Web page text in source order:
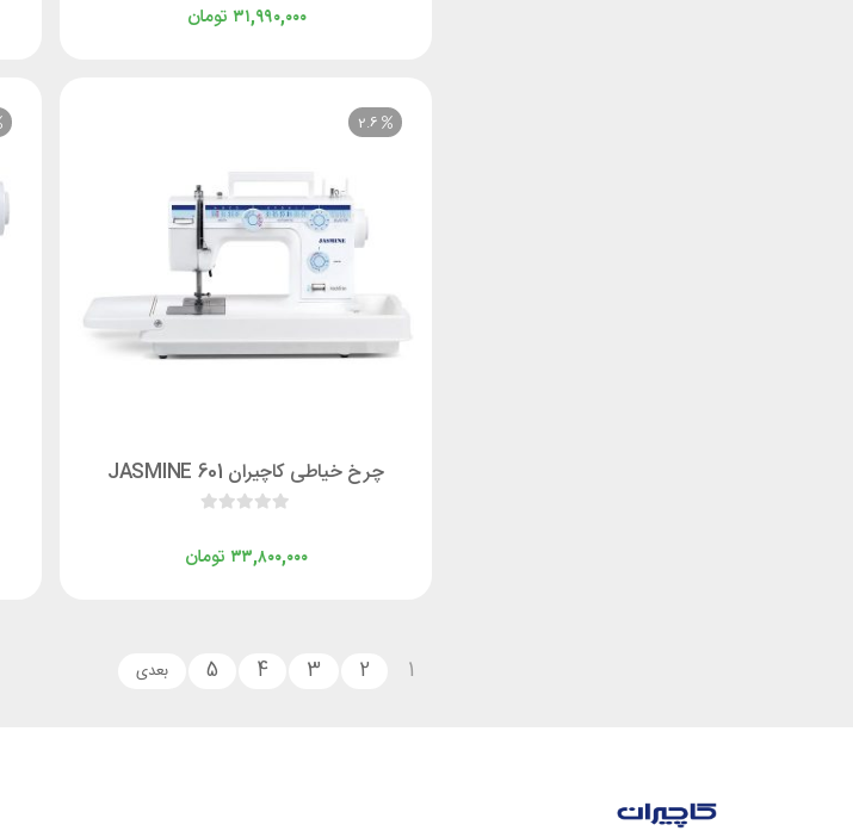
تومان ۳۱,۹۹۰,۰۰۰
2.6
چرخ خیاطی کاچیران JASMINE 601
تومان ۳۳,۸۰۰,۰۰۰
1
2
3
4
5